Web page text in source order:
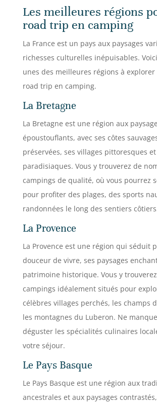
Les meilleures régions
road trip en camping
La France est un pays aux paysages
richesses culturelles inépuisables.
unes des meilleures régions à
road trip en camping.
La Bretagne
La Bretagne est une région aux
époustouflants, avec ses côtes
préservées, ses villages pittoresques
paradisiaques. Vous y trouverez de
campings de qualité, où vous pourrez
pour profiter des plages, des sports
randonnées le long des sentiers
La Provence
La Provence est une région qui séduit
douceur de vivre, ses paysages
patrimoine historique. Vous y
campings idéalement situés pour
célèbres villages perchés, les champs
les montagnes du Luberon. Ne
déguster les spécialités culinaires
votre séjour.
Le Pays Basque
Le Pays Basque est une région aux
ancestrales et aux paysages